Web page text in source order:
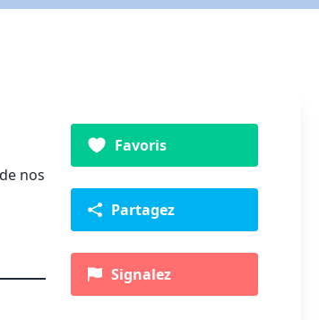
nos
Favoris
Partagez
Signalez